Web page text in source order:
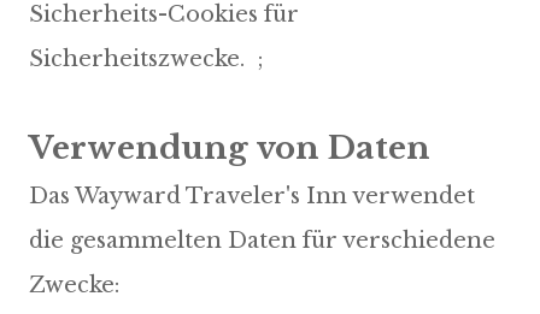
Sicherheits-Cookies für
Sicherheitszwecke. ;
Das Wayward Traveler's Inn verwendet
die gesammelten Daten für verschiedene